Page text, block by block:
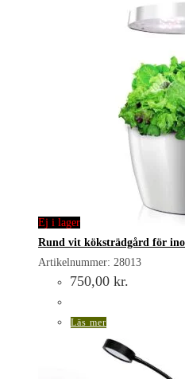
Ej i lager
Rund vit köksträdgård för
Artikelnummer: 28013
750,00 kr.
Läs mer